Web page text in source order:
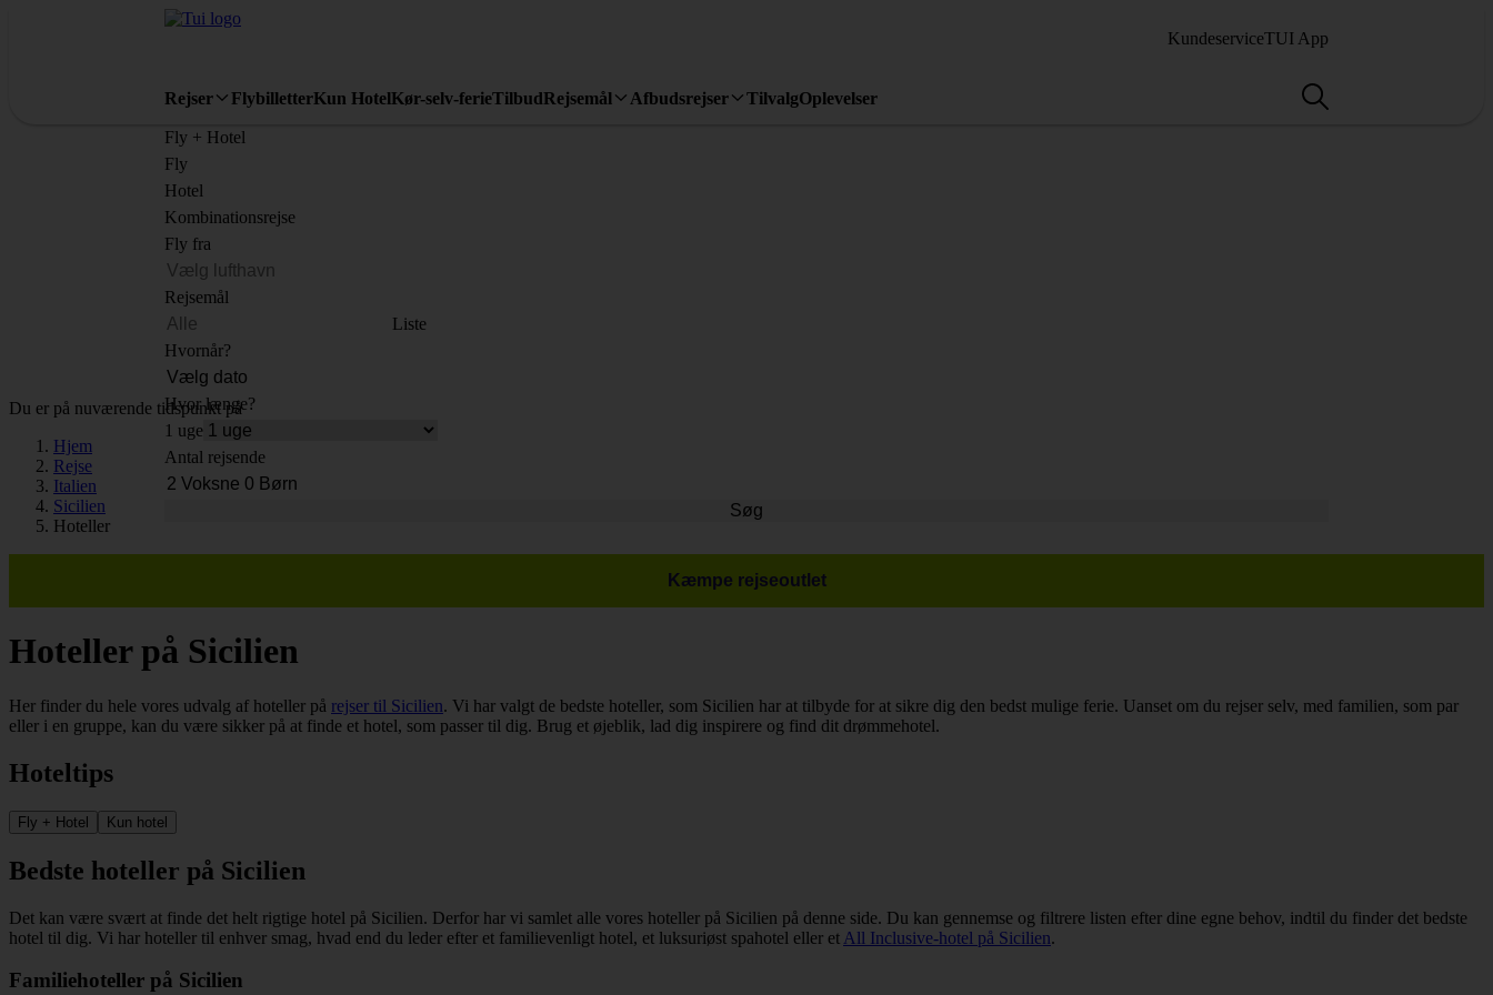
KundeserviceTUI App
Rejser FlybilletterKun HotelKør-selv-ferieTilbudRejsemål Afbudsrejser TilvalgOplevelser
Fly + Hotel
Fly
Hotel
Kombinationsrejse
Fly fra
Rejsemål
Liste
Hvornår?
Hvor længe?
1 uge
Antal rejsende
Søg
Du er på nuværende tidspunkt på
Hjem
Rejse
Italien
Sicilien
Hoteller
Kæmpe rejseoutlet
Hoteller på Sicilien
Her finder du hele vores udvalg af hoteller på rejser til Sicilien. Vi har valgt de bedste hoteller, som Sicilien har at tilbyde for at sikre dig den bedst mulige ferie. Uanset om du rejser selv, med familien, som par
eller i en gruppe, kan du være sikker på at finde et hotel, som passer til dig. Brug et øjeblik, lad dig inspirere og find dit drømmehotel.
Hoteltips
Fly + Hotel Kun hotel
Bedste hoteller på Sicilien
Det kan være svært at finde det helt rigtige hotel på Sicilien. Derfor har vi samlet alle vores hoteller på Sicilien på denne side. Du kan gennemse og filtrere listen efter dine egne behov, indtil du finder det bedste
hotel til dig. Vi har hoteller til enhver smag, hvad end du leder efter et familievenligt hotel, et luksuriøst spahotel eller et All Inclusive-hotel på Sicilien.
Familiehoteller på Sicilien